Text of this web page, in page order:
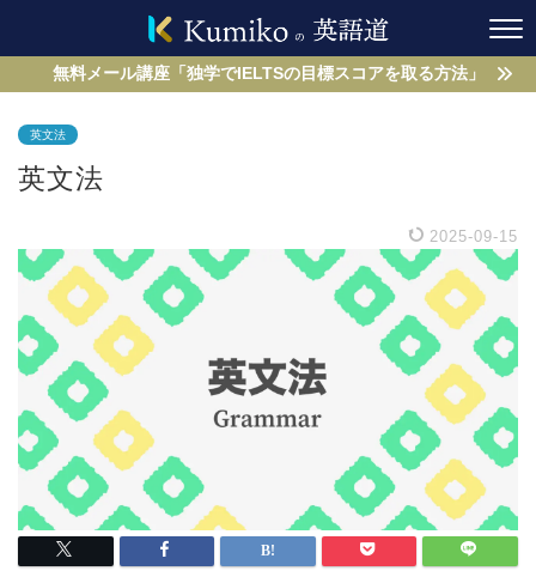
無料メール講座「独学でIELTSの目標スコアを取る方法」
英文法
英文法
2025-09-15